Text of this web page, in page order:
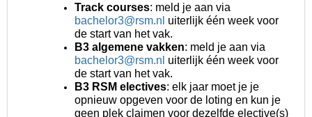
Track courses: meld je aan via
bachelor3@rsm.nl uiterlijk één week voor
de start van het vak.
B3 algemene vakken: meld je aan via
bachelor3@rsm.nl uiterlijk één week voor
de start van het vak.
B3 RSM electives: elk jaar moet je je
opnieuw opgeven voor de loting en kun je
geen plek claimen voor dezelfde elective(s)